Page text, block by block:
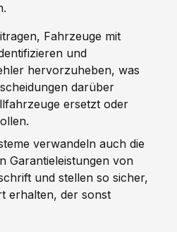
Fahrzeuge mit
und
hervorzuheben, was
darüber
ersetzt oder
verwandeln auch die
Garantieleistungen von
und stellen so sicher,
erhalten, der sonst